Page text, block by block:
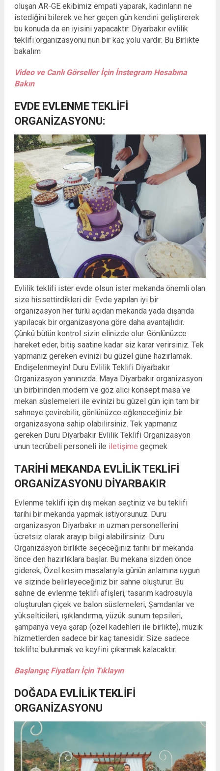
oluşan AR-GE ekibimiz empati yaparak, kadınların ne
istediğini bilerek ve her geçen gün kendini geliştirerek
bu konuda da en iyisini yapacaktır. Diyarbakır evlilik
teklifi organizasyonu nun bir kaç yolu vardır. Bu Birlikte
bakalım
Video ve Canlı Görseller İçin İnstegram Hesabına
Bakın
EVDE EVLENME TEKLIFI
ORGANIZASYONU:
Evlilik teklifi ister evde olsun ister mekanda önemli olan
size hissettirdikleri dir. Evde yapılan iyi bir
organizasyon her türlü açıdan mekanda yada dışarıda
yapılacak bir organizasyona göre daha avantajlıdır.
Çünkü bütün kontrol sizin elinizde olur. Gönlünüzce
hareket eder, bitiş saatine kadar siz karar verirsiniz. Tek
yapmanız gereken evinizi bu güzel güne hazırlamak.
Endişelenmeyin! Duru Evlilik Teklifi Diyarbakır
Organizasyon yanınızda. Maya Diyarbakır organizasyon
un birbirinden modern ve göz alıcı konsept masa ve
mekan süslemeleri ile evinizi bu güzel gün için tam bir
sahneye çevirebilir, gönlünüzce eğleneceğiniz bir
organizasyona sahip olabilirsiniz. Tek yapmanız
gereken Duru Diyarbakır Evlilik Teklifi Organizasyon
unun tecrübeli personeli ile iletişime geçmek
TARIHI MEKANDA EVLILIK TEKLIFI
ORGANIZASYONU DIYARBAKIR
Evlenme teklifi için dış mekan seçtiniz ve bu teklifi
tarihi bir mekanda yapmak istiyorsunuz. Duru
organizasyon Diyarbakır ın uzman personellerini
ücretsiz olarak arayıp bilgi alabilirsiniz. Duru
Organizasyon birlikte seçeceğiniz tarihi bir mekanda
önce den hazırlıklara başlar. Bu mekana sizden önce
giderek; Özel kesim masalarıyla günün anlamına uygun
ve sizinde belirleyeceğiniz bir sahne oluşturur. Bu
sahne de evlenme teklifi afişleri, tasarım kadrosuyla
oluşturulan çiçek ve balon süslemeleri, Şamdanlar ve
yükselticileri, ışıklandırma, yüzük sunum tepsileri,
şampanya veya şarap (özel kadehleri ile birlikte), müzik
hizmetlerden sadece bir kaç tanesidir. Size sadece
teklifte bulunmak ve keyfini çıkarmak kalacaktır.
Başlangıç Fiyatları İçin Tıklayın
DOĞADA EVLILIK TEKLIFI
ORGANIZASYONU